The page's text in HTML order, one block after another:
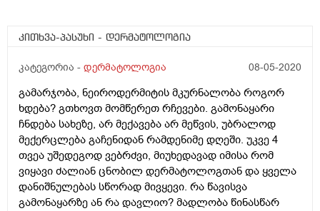
კითხვა-პასუხი - დერმატოლოგია
კატეგორია - დერმატოლოგია 08-05-2020
გამარჯობა, ნეიროდერმიტის მკურნალობა როგორ
ხდება? გთხოვთ მომწერეთ რჩევები. გამონაყარი
ჩნდება სახეზე, არ მექავება არ მეწვის, უბრალოდ
მექერცლება გაჩენიდან რამდენიმე დღეში. უკვე 4
თვეა უშედეგოდ ვებრძვი, მიუხედავად იმისა რომ
ვიყავი ძალიან ცნობილ დერმატოლოგთან და ყველა
დანიშნულებას სწორად მივყევი. რა წავისვა
გამონაყარზე ან რა დავლიო? მადლობა წინასწარ